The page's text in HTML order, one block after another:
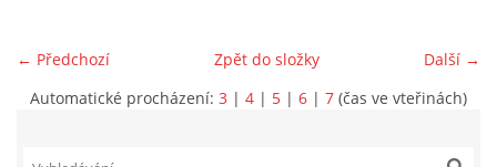
STARŠÍ PŘÍPRAVKA R 2012 + 2013
← Předchozí Další →
Zpět do složky
Automatické procházení: 3 | 4 | 5 | 6 | 7 (čas ve vteřinách)